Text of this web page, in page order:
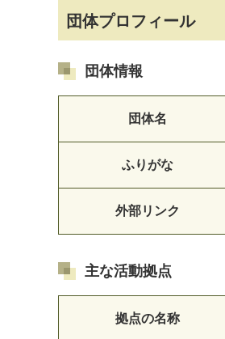
団体プロフィール
団体情報
団体名
ふりがな
外部リンク
主な活動拠点
拠点の名称